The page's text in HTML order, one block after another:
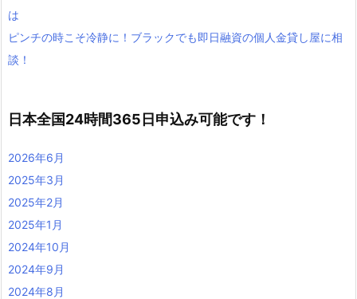
は
ピンチの時こそ冷静に！ブラックでも即日融資の個人金貸し屋に相
談！
日本全国24時間365日申込み可能です！
2026年6月
2025年3月
2025年2月
2025年1月
2024年10月
2024年9月
2024年8月